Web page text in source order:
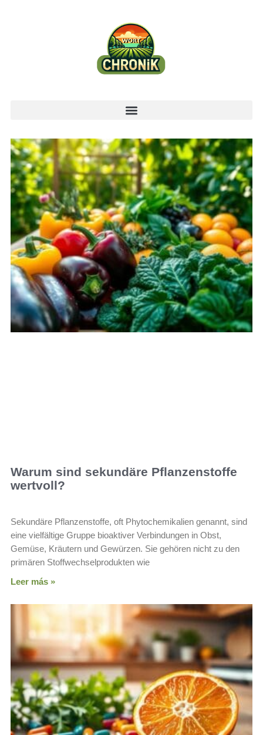
Warum sind sekundäre Pflanzenstoffe
wertvoll?
Sekundäre Pflanzenstoffe, oft Phytochemikalien genannt, sind
eine vielfältige Gruppe bioaktiver Verbindungen in Obst,
Gemüse, Kräutern und Gewürzen. Sie gehören nicht zu den
primären Stoffwechselprodukten wie
Leer más »